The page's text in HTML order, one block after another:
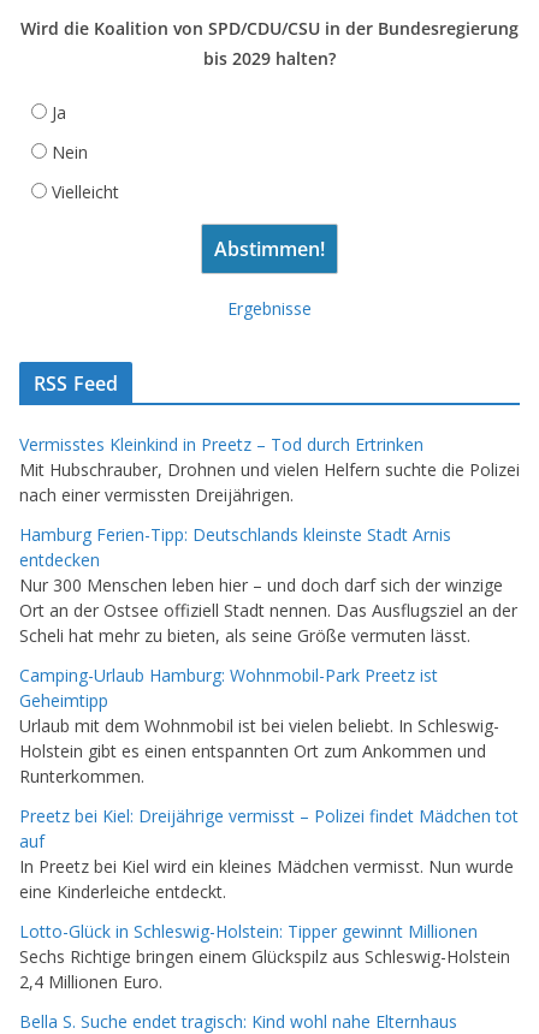
Wird die Koalition von SPD/CDU/CSU in der Bundesregierung
bis 2029 halten?
Ja
Nein
Vielleicht
Ergebnisse
RSS Feed
Vermisstes Kleinkind in Preetz – Tod durch Ertrinken
Mit Hubschrauber, Drohnen und vielen Helfern suchte die Polizei
nach einer vermissten Dreijährigen.
Hamburg Ferien-Tipp: Deutschlands kleinste Stadt Arnis
entdecken
Nur 300 Menschen leben hier – und doch darf sich der winzige
Ort an der Ostsee offiziell Stadt nennen. Das Ausflugsziel an der
Scheli hat mehr zu bieten, als seine Größe vermuten lässt.
Camping-Urlaub Hamburg: Wohnmobil-Park Preetz ist
Geheimtipp
Urlaub mit dem Wohnmobil ist bei vielen beliebt. In Schleswig-
Holstein gibt es einen entspannten Ort zum Ankommen und
Runterkommen.
Preetz bei Kiel: Dreijährige vermisst – Polizei findet Mädchen tot
auf
In Preetz bei Kiel wird ein kleines Mädchen vermisst. Nun wurde
eine Kinderleiche entdeckt.
Lotto-Glück in Schleswig-Holstein: Tipper gewinnt Millionen
Sechs Richtige bringen einem Glückspilz aus Schleswig-Holstein
2,4 Millionen Euro.
Bella S. Suche endet tragisch: Kind wohl nahe Elternhaus